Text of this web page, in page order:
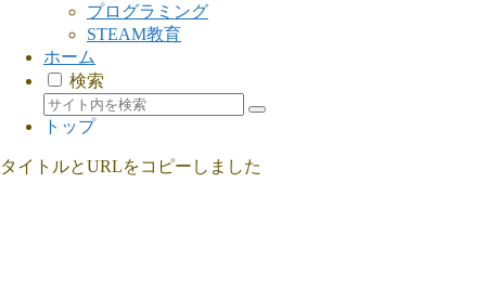
プログラミング
STEAM教育
ホーム
検索
トップ
タイトルとURLをコピーしました